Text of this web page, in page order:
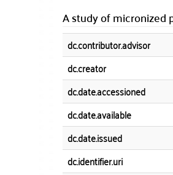
A study of micronized
dc.contributor.advisor
dc.creator
dc.date.accessioned
dc.date.available
dc.date.issued
dc.identifier.uri